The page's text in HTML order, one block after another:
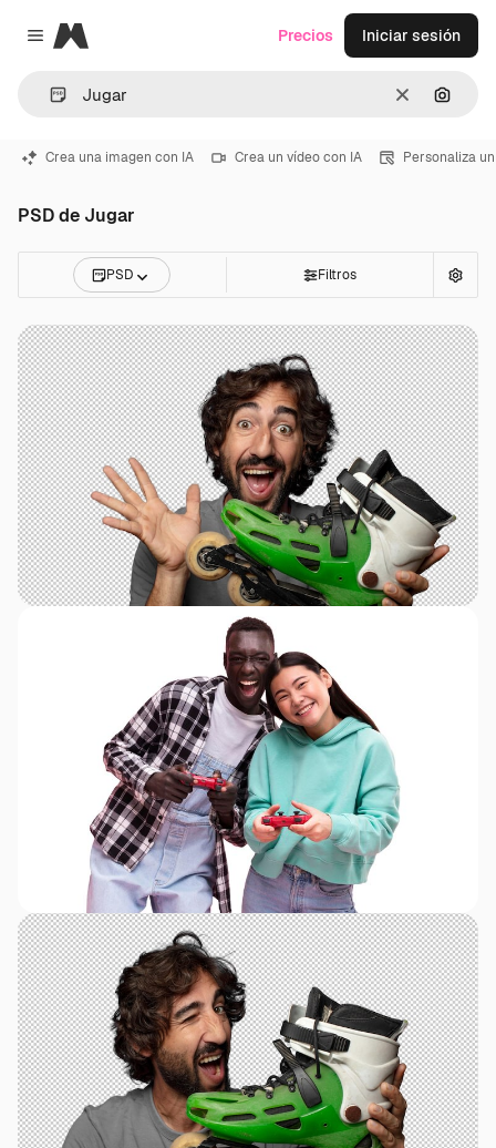
Close menu
Magnific
Borrar
Precios Iniciar sesión
Crea una imagen con IA Crea un vídeo con IA Personaliza
PSD de Jugar
PSD Filtros